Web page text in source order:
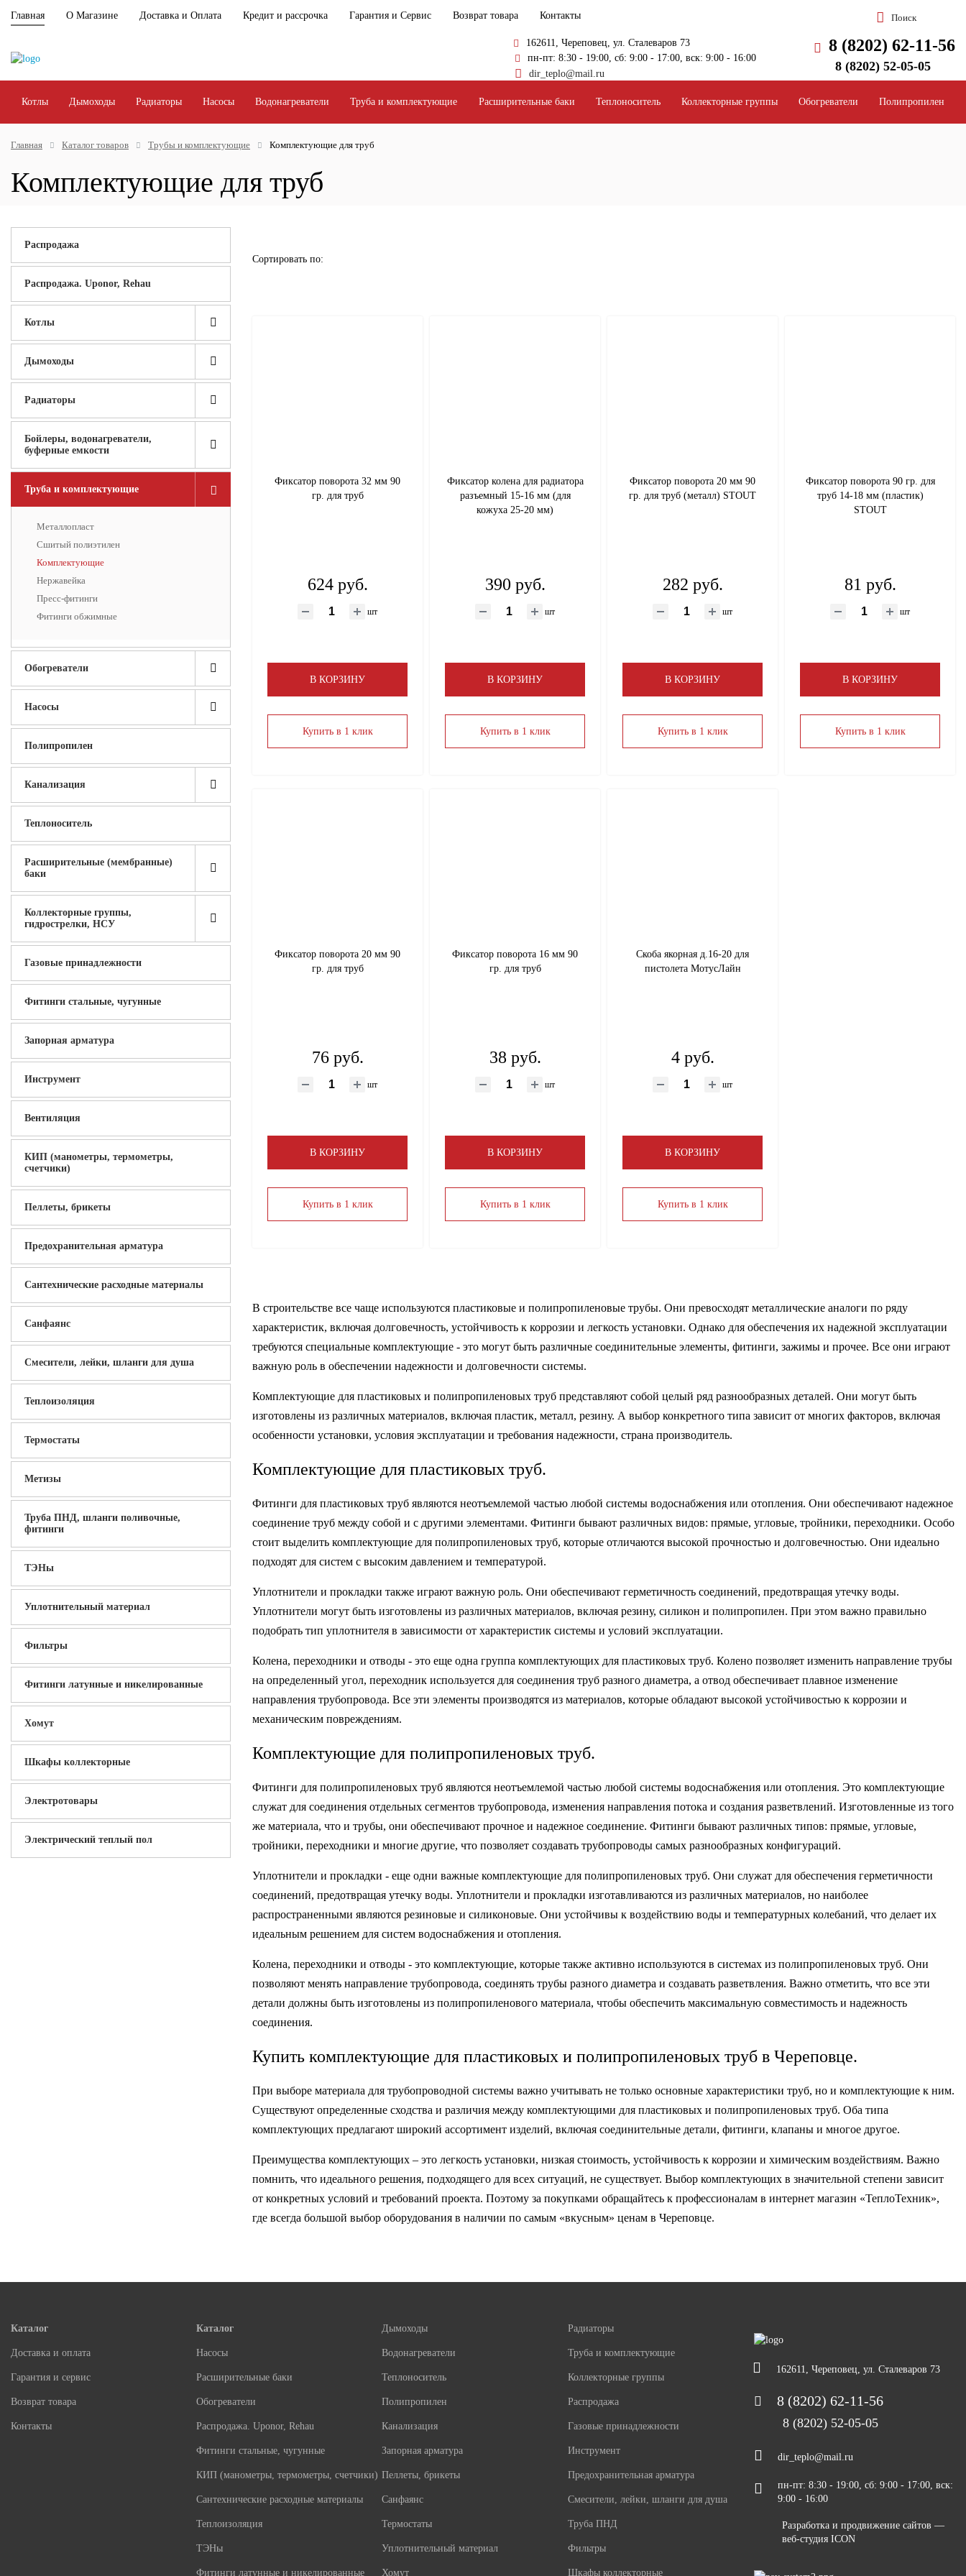
Главная О Магазине Доставка и Оплата Кредит и рассрочка Гарантия и Сервис Возврат товара Контакты Поиск
162611, Череповец, ул. Сталеваров 73
пн-пт: 8:30 - 19:00, сб: 9:00 - 17:00, вск: 9:00 - 16:00
dir_teplo@mail.ru
8 (8202) 62-11-56
8 (8202) 52-05-05
Котлы Дымоходы Радиаторы Насосы Водонагреватели Труба и комплектующие Расширительные баки Теплоноситель Коллекторные группы Обогреватели Полипропилен
Главная Каталог товаров Трубы и комплектующие Комплектующие для труб
Комплектующие для труб
Распродажа
Распродажа. Uponor, Rehau
Котлы
Дымоходы
Радиаторы
Бойлеры, водонагреватели,
буферные емкости
Труба и комплектующие
Металлопласт
Сшитый полиэтилен
Комплектующие
Нержавейка
Пресс-фитинги
Фитинги обжимные
Обогреватели
Насосы
Полипропилен
Канализация
Теплоноситель
Расширительные (мембранные)
баки
Коллекторные группы,
гидрострелки, НСУ
Газовые принадлежности
Фитинги стальные, чугунные
Запорная арматура
Инструмент
Вентиляция
КИП (манометры, термометры,
счетчики)
Пеллеты, брикеты
Предохранительная арматура
Сантехнические расходные материалы
Санфаянс
Смесители, лейки, шланги для душа
Теплоизоляция
Термостаты
Метизы
Труба ПНД, шланги поливочные,
фитинги
ТЭНы
Уплотнительный материал
Фильтры
Фитинги латунные и никелированные
Хомут
Шкафы коллекторные
Электротовары
Электрический теплый пол
Сортировать по:
Фиксатор поворота 32 мм 90
гр. для труб
624 руб.
шт
В КОРЗИНУ
Купить в 1 клик
Фиксатор колена для радиатора
разъемный 15-16 мм (для
кожуха 25-20 мм)
390 руб.
шт
В КОРЗИНУ
Купить в 1 клик
Фиксатор поворота 20 мм 90
гр. для труб (металл) STOUT
282 руб.
шт
В КОРЗИНУ
Купить в 1 клик
Фиксатор поворота 90 гр. для
труб 14-18 мм (пластик)
STOUT
81 руб.
шт
В КОРЗИНУ
Купить в 1 клик
Фиксатор поворота 20 мм 90
гр. для труб
76 руб.
шт
В КОРЗИНУ
Купить в 1 клик
Фиксатор поворота 16 мм 90
гр. для труб
38 руб.
шт
В КОРЗИНУ
Купить в 1 клик
Скоба якорная д.16-20 для
пистолета МотусЛайн
4 руб.
шт
В КОРЗИНУ
Купить в 1 клик
В строительстве все чаще используются пластиковые и полипропиленовые трубы. Они превосходят металлические аналоги по ряду
характеристик, включая долговечность, устойчивость к коррозии и легкость установки. Однако для обеспечения их надежной эксплуатации
требуются специальные комплектующие - это могут быть различные соединительные элементы, фитинги, зажимы и прочее. Все они играют
важную роль в обеспечении надежности и долговечности системы.
Комплектующие для пластиковых и полипропиленовых труб представляют собой целый ряд разнообразных деталей. Они могут быть
изготовлены из различных материалов, включая пластик, металл, резину. А выбор конкретного типа зависит от многих факторов, включая
особенности установки, условия эксплуатации и требования надежности, страна производитель.
Комплектующие для пластиковых труб.
Фитинги для пластиковых труб являются неотъемлемой частью любой системы водоснабжения или отопления. Они обеспечивают надежное
соединение труб между собой и с другими элементами. Фитинги бывают различных видов: прямые, угловые, тройники, переходники. Особо
стоит выделить комплектующие для полипропиленовых труб, которые отличаются высокой прочностью и долговечностью. Они идеально
подходят для систем с высоким давлением и температурой.
Уплотнители и прокладки также играют важную роль. Они обеспечивают герметичность соединений, предотвращая утечку воды.
Уплотнители могут быть изготовлены из различных материалов, включая резину, силикон и полипропилен. При этом важно правильно
подобрать тип уплотнителя в зависимости от характеристик системы и условий эксплуатации.
Колена, переходники и отводы - это еще одна группа комплектующих для пластиковых труб. Колено позволяет изменить направление трубы
на определенный угол, переходник используется для соединения труб разного диаметра, а отвод обеспечивает плавное изменение
направления трубопровода. Все эти элементы производятся из материалов, которые обладают высокой устойчивостью к коррозии и
механическим повреждениям.
Комплектующие для полипропиленовых труб.
Фитинги для полипропиленовых труб являются неотъемлемой частью любой системы водоснабжения или отопления. Это комплектующие
служат для соединения отдельных сегментов трубопровода, изменения направления потока и создания разветвлений. Изготовленные из того
же материала, что и трубы, они обеспечивают прочное и надежное соединение. Фитинги бывают различных типов: прямые, угловые,
тройники, переходники и многие другие, что позволяет создавать трубопроводы самых разнообразных конфигураций.
Уплотнители и прокладки - еще одни важные комплектующие для полипропиленовых труб. Они служат для обеспечения герметичности
соединений, предотвращая утечку воды. Уплотнители и прокладки изготавливаются из различных материалов, но наиболее
распространенными являются резиновые и силиконовые. Они устойчивы к воздействию воды и температурных колебаний, что делает их
идеальным решением для систем водоснабжения и отопления.
Колена, переходники и отводы - это комплектующие, которые также активно используются в системах из полипропиленовых труб. Они
позволяют менять направление трубопровода, соединять трубы разного диаметра и создавать разветвления. Важно отметить, что все эти
детали должны быть изготовлены из полипропиленового материала, чтобы обеспечить максимальную совместимость и надежность
соединения.
Купить комплектующие для пластиковых и полипропиленовых труб в Череповце.
При выборе материала для трубопроводной системы важно учитывать не только основные характеристики труб, но и комплектующие к ним.
Существуют определенные сходства и различия между комплектующими для пластиковых и полипропиленовых труб. Оба типа
комплектующих предлагают широкий ассортимент изделий, включая соединительные детали, фитинги, клапаны и многое другое.
Преимущества комплектующих – это легкость установки, низкая стоимость, устойчивость к коррозии и химическим воздействиям. Важно
помнить, что идеального решения, подходящего для всех ситуаций, не существует. Выбор комплектующих в значительной степени зависит
от конкретных условий и требований проекта. Поэтому за покупками обращайтесь к профессионалам в интернет магазин «ТеплоТехник»,
где всегда большой выбор оборудования в наличии по самым «вкусным» ценам в Череповце.
Каталог
Доставка и оплата
Гарантия и сервис
Возврат товара
Контакты
Каталог Дымоходы Радиаторы
Насосы Водонагреватели Труба и комплектующие
Расширительные баки Теплоноситель Коллекторные группы
Обогреватели Полипропилен Распродажа
Распродажа. Uponor, Rehau Канализация Газовые принадлежности
Фитинги стальные, чугунные Запорная арматура Инструмент
КИП (манометры, термометры, счетчики) Пеллеты, брикеты Предохранительная арматура
Сантехнические расходные материалы Санфаянс Смесители, лейки, шланги для душа
Теплоизоляция Термостаты Труба ПНД
ТЭНы Уплотнительный материал Фильтры
Фитинги латунные и никелированные Хомут Шкафы коллекторные
162611, Череповец, ул. Сталеваров 73
8 (8202) 62-11-56
8 (8202) 52-05-05
dir_teplo@mail.ru
пн-пт: 8:30 - 19:00, сб: 9:00 - 17:00, вск:
9:00 - 16:00
Разработка и продвижение сайтов —
веб-студия ICON